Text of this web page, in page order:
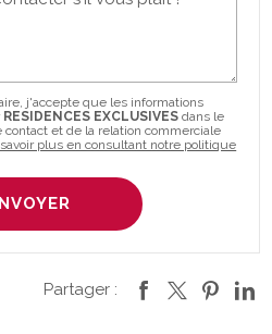
j'accepte que les informations
RESIDENCES EXCLUSIVES dans le
et de la relation commerciale
savoir plus en consultant notre politique
Partager :